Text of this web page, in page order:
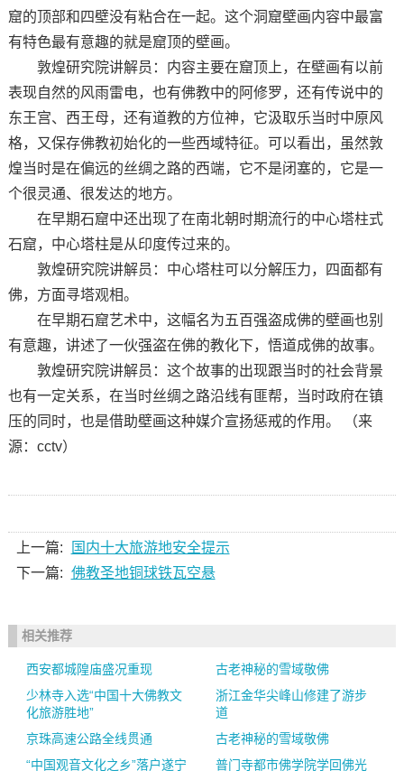
窟的顶部和四壁没有粘合在一起。这个洞窟壁画内容中最富
有特色最有意趣的就是窟顶的壁画。
敦煌研究院讲解员：内容主要在窟顶上，在壁画有以前
表现自然的风雨雷电，也有佛教中的阿修罗，还有传说中的
东王宫、西王母，还有道教的方位神，它汲取乐当时中原风
格，又保存佛教初始化的一些西域特征。可以看出，虽然敦
煌当时是在偏远的丝绸之路的西端，它不是闭塞的，它是一
个很灵通、很发达的地方。
在早期石窟中还出现了在南北朝时期流行的中心塔柱式
石窟，中心塔柱是从印度传过来的。
敦煌研究院讲解员：中心塔柱可以分解压力，四面都有
佛，方面寻塔观相。
在早期石窟艺术中，这幅名为五百强盗成佛的壁画也别
有意趣，讲述了一伙强盗在佛的教化下，悟道成佛的故事。
敦煌研究院讲解员：这个故事的出现跟当时的社会背景
也有一定关系，在当时丝绸之路沿线有匪帮，当时政府在镇
压的同时，也是借助壁画这种媒介宣扬惩戒的作用。 （来
源：cctv）
上一篇:
国内十大旅游地安全提示
下一篇: 佛教圣地铜球铁瓦空悬
相关推荐
西安都城隍庙盛况重现
古老神秘的雪域敬佛
少林寺入选“中国十大佛教文
化旅游胜地”
浙江金华尖峰山修建了游步
道
京珠高速公路全线贯通
古老神秘的雪域敬佛
“中国观音文化之乡”落户遂宁
普门寺都市佛学院学回佛光